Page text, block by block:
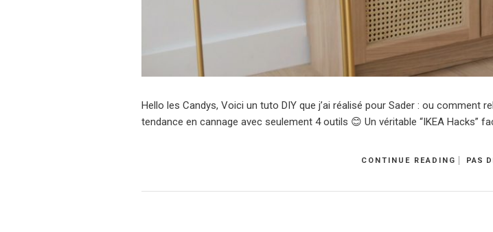
Hello les Candys, Voici un tuto DIY que j’ai réalisé pour Sader : ou comment
tendance en cannage avec seulement 4 outils 😊 Un véritable “IKEA Hacks”
CONTINUE READING PAS